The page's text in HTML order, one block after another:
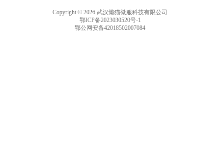
Copyright © 2026 武汉懒猫微服科技有限公司
鄂ICP备2023030520号-1
鄂公网安备42018502007084